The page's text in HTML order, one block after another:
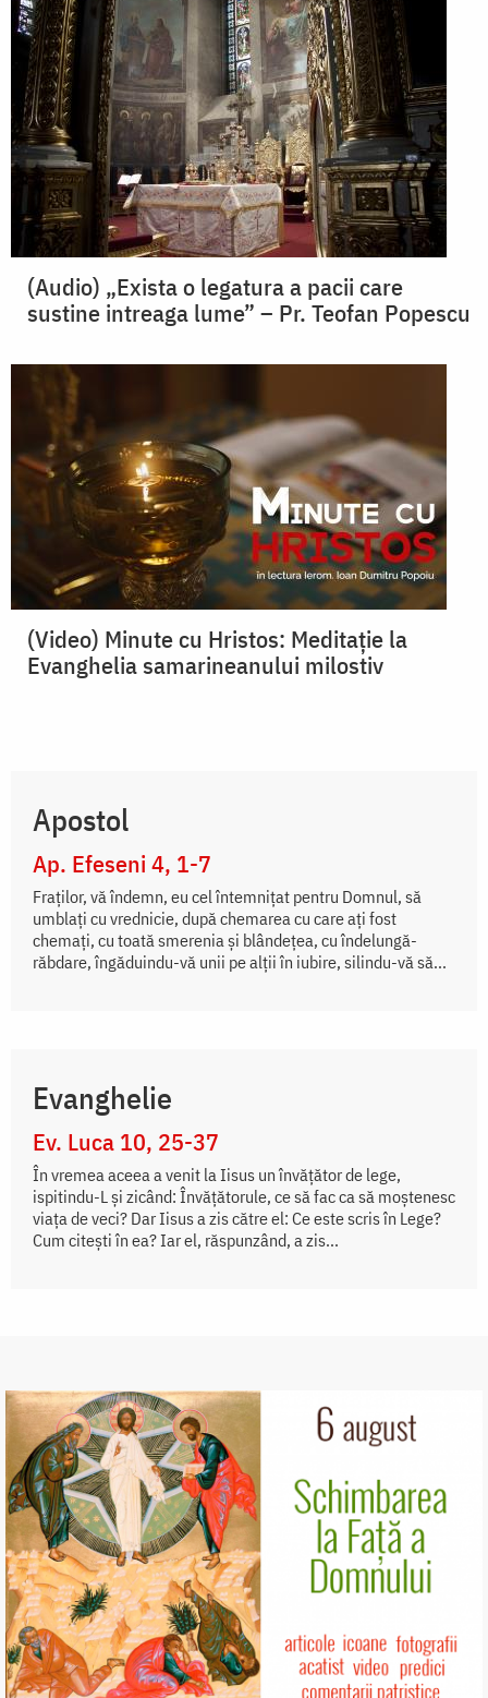
(Audio) „Exista o legatura a pacii care
sustine intreaga lume” – Pr. Teofan Popescu
(Video) Minute cu Hristos: Meditație la
Evanghelia samarineanului milostiv
Apostol
Ap. Efeseni 4, 1-7
Fraților, vă îndemn, eu cel întemnițat pentru Domnul, să
umblați cu vrednicie, după chemarea cu care ați fost
chemați, cu toată smerenia și blândețea, cu îndelungă-
răbdare, îngăduindu-vă unii pe alții în iubire, silindu-vă să...
Evanghelie
Ev. Luca 10, 25-37
În vremea aceea a venit la Iisus un învățător de lege,
ispitindu-L și zicând: Învățătorule, ce să fac ca să moștenesc
viața de veci? Dar Iisus a zis către el: Ce este scris în Lege?
Cum citești în ea? Iar el, răspunzând, a zis...